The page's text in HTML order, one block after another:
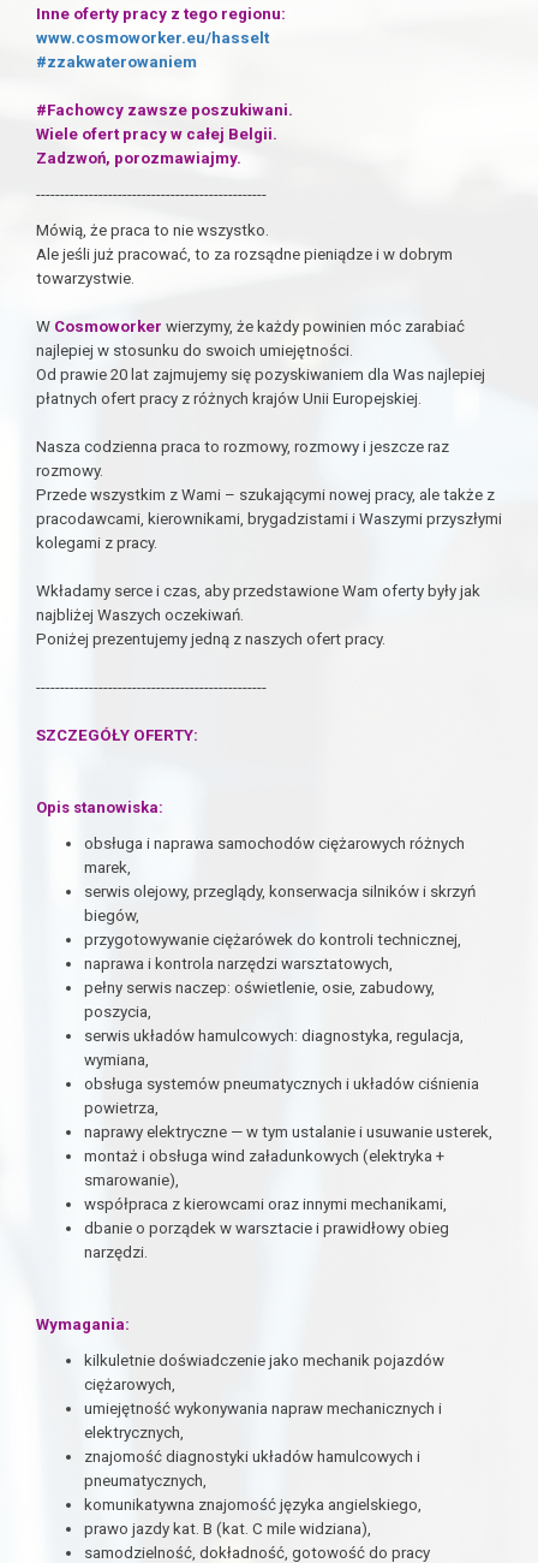
Inne oferty pracy z tego regionu:
www.cosmoworker.eu/hasselt
#zzakwaterowaniem
#Fachowcy zawsze poszukiwani.
Wiele ofert pracy w całej Belgii.
Zadzwoń, porozmawiajmy.
------------------------------------------------
Mówią, że praca to nie wszystko.
Ale jeśli już pracować, to za rozsądne pieniądze i w dobrym
towarzystwie.
W Cosmoworker wierzymy, że każdy powinien móc zarabiać
najlepiej w stosunku do swoich umiejętności.
Od prawie 20 lat zajmujemy się pozyskiwaniem dla Was najlepiej
płatnych ofert pracy z różnych krajów Unii Europejskiej.
Nasza codzienna praca to rozmowy, rozmowy i jeszcze raz
rozmowy.
Przede wszystkim z Wami – szukającymi nowej pracy, ale także z
pracodawcami, kierownikami, brygadzistami i Waszymi przyszłymi
kolegami z pracy.
Wkładamy serce i czas, aby przedstawione Wam oferty były jak
najbliżej Waszych oczekiwań.
Poniżej prezentujemy jedną z naszych ofert pracy.
------------------------------------------------
SZCZEGÓŁY OFERTY:
Opis stanowiska:
obsługa i naprawa samochodów ciężarowych różnych
marek,
serwis olejowy, przeglądy, konserwacja silników i skrzyń
biegów,
przygotowywanie ciężarówek do kontroli technicznej,
naprawa i kontrola narzędzi warsztatowych,
pełny serwis naczep: oświetlenie, osie, zabudowy,
poszycia,
serwis układów hamulcowych: diagnostyka, regulacja,
wymiana,
obsługa systemów pneumatycznych i układów ciśnienia
powietrza,
naprawy elektryczne — w tym ustalanie i usuwanie usterek,
montaż i obsługa wind załadunkowych (elektryka +
smarowanie),
współpraca z kierowcami oraz innymi mechanikami,
dbanie o porządek w warsztacie i prawidłowy obieg
narzędzi.
Wymagania:
kilkuletnie doświadczenie jako mechanik pojazdów
ciężarowych,
umiejętność wykonywania napraw mechanicznych i
elektrycznych,
znajomość diagnostyki układów hamulcowych i
pneumatycznych,
komunikatywna znajomość języka angielskiego,
prawo jazdy kat. B (kat. C mile widziana),
samodzielność, dokładność, gotowość do pracy